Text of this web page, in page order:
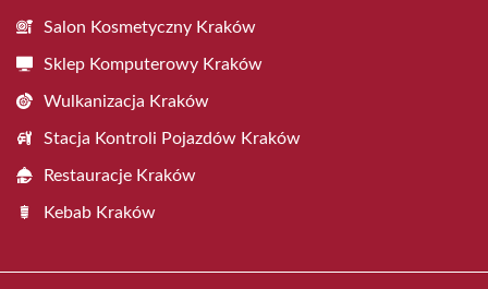
Salon Kosmetyczny Kraków
Sklep Komputerowy Kraków
Wulkanizacja Kraków
Stacja Kontroli Pojazdów Kraków
Restauracje Kraków
Kebab Kraków